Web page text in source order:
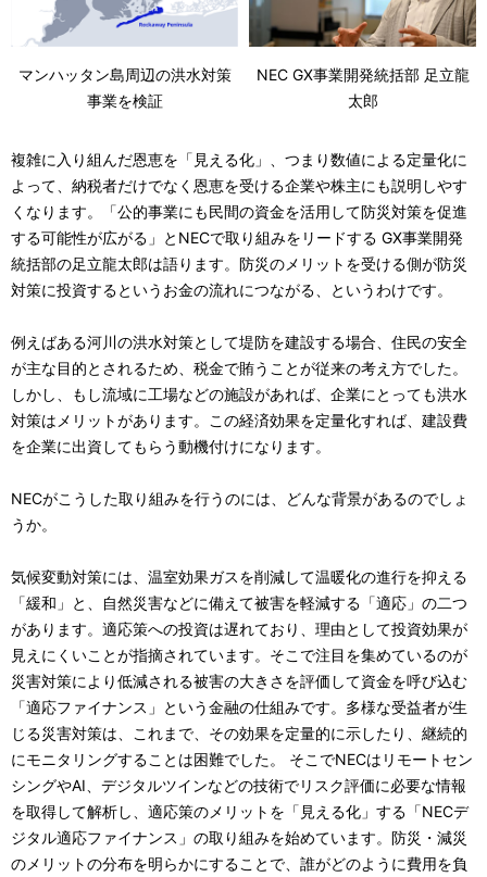
マンハッタン島周辺の洪水対策
事業を検証
NEC GX事業開発統括部 足立龍
太郎
複雑に入り組んだ恩恵を「見える化」、つまり数値による定量化に
よって、納税者だけでなく恩恵を受ける企業や株主にも説明しやす
くなります。「公的事業にも民間の資金を活用して防災対策を促進
する可能性が広がる」とNECで取り組みをリードする GX事業開発
統括部の足立龍太郎は語ります。防災のメリットを受ける側が防災
対策に投資するというお金の流れにつながる、というわけです。
例えばある河川の洪水対策として堤防を建設する場合、住民の安全
が主な目的とされるため、税金で賄うことが従来の考え方でした。
しかし、もし流域に工場などの施設があれば、企業にとっても洪水
対策はメリットがあります。この経済効果を定量化すれば、建設費
を企業に出資してもらう動機付けになります。
NECがこうした取り組みを行うのには、どんな背景があるのでしょ
うか。
気候変動対策には、温室効果ガスを削減して温暖化の進行を抑える
「緩和」と、自然災害などに備えて被害を軽減する「適応」の二つ
があります。適応策への投資は遅れており、理由として投資効果が
見えにくいことが指摘されています。そこで注目を集めているのが
災害対策により低減される被害の大きさを評価して資金を呼び込む
「適応ファイナンス」という金融の仕組みです。多様な受益者が生
じる災害対策は、これまで、その効果を定量的に示したり、継続的
にモニタリングすることは困難でした。 そこでNECはリモートセン
シングやAI、デジタルツインなどの技術でリスク評価に必要な情報
を取得して解析し、適応策のメリットを「見える化」する「NECデ
ジタル適応ファイナンス」の取り組みを始めています。防災・減災
のメリットの分布を明らかにすることで、誰がどのように費用を負